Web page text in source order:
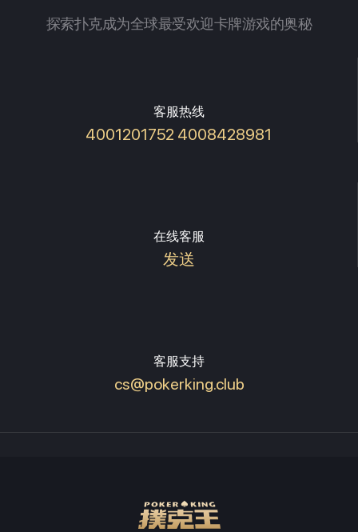
探索扑克成为全球最受欢迎卡牌游戏的奥秘
客服热线
4001201752 4008428981
在线客服
发送
客服支持
cs@pokerking.club